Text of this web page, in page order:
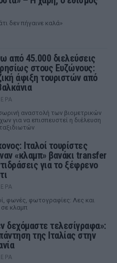
δεν πήγαινε καλά»
από 45.000 διελεύσεις
στους Ευζώνους:
άφιξη τουριστών από
αναστολή των βιομετρικών
για να επισπευστεί η διέλευση
Ιταλοί τουρίστες
«κλαμπ» βανάκι transfer
για το ξέφρενο
φωνές, φωτογραφίες: Λες και
σε κλαμπ
δεχόμαστε τελεσίγραφα»:
της Ιταλίας στην